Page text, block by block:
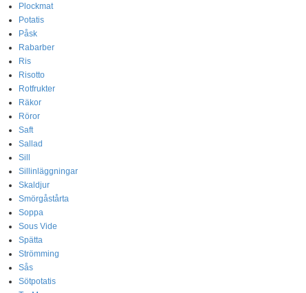
Plockmat
Potatis
Påsk
Rabarber
Ris
Risotto
Rotfrukter
Räkor
Röror
Saft
Sallad
Sill
Sillinläggningar
Skaldjur
Smörgåstårta
Soppa
Sous Vide
Spätta
Strömming
Sås
Sötpotatis